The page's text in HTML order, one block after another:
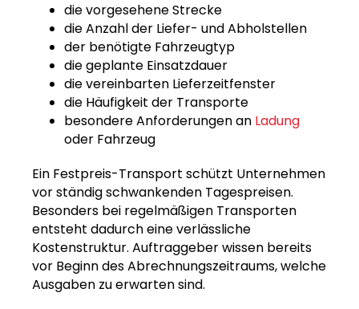
die vorgesehene Strecke
die Anzahl der Liefer- und Abholstellen
der benötigte Fahrzeugtyp
die geplante Einsatzdauer
die vereinbarten Lieferzeitfenster
die Häufigkeit der Transporte
besondere Anforderungen an Ladung
oder Fahrzeug
Ein Festpreis-Transport schützt Unternehmen
vor ständig schwankenden Tagespreisen.
Besonders bei regelmäßigen Transporten
entsteht dadurch eine verlässliche
Kostenstruktur. Auftraggeber wissen bereits
vor Beginn des Abrechnungszeitraums, welche
Ausgaben zu erwarten sind.